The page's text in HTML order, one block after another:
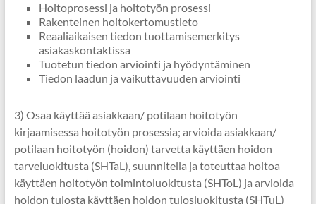
Hoitoprosessi ja hoitotyön prosessi
Rakenteinen hoitokertomustieto
Reaaliaikaisen tiedon tuottamisemerkitys
asiakaskontaktissa
Tuotetun tiedon arviointi ja hyödyntäminen
Tiedon laadun ja vaikuttavuuden arviointi
3) Osaa käyttää asiakkaan/ potilaan hoitotyön
kirjaamisessa hoitotyön prosessia; arvioida asiakkaan/
potilaan hoitotyön (hoidon) tarvetta käyttäen hoidon
tarveluokitusta (SHTaL), suunnitella ja toteuttaa hoitoa
käyttäen hoitotyön toimintoluokitusta (SHToL) ja arvioida
hoidon tulosta käyttäen hoidon tulosluokitusta (SHTuL)